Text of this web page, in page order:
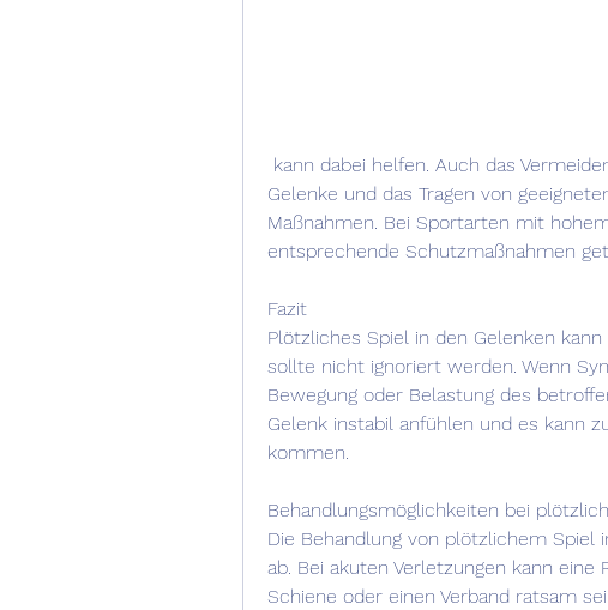
Gelenke und das Tragen von
Maßnahmen. Bei Sportarten mit
entsprechende Schutzmaßnahmen
Fazit
Plötzliches Spiel in den Gelenken
sollte nicht ignoriert werden. Wenn
Bewegung oder Belastung des
Gelenk instabil anfühlen und es kann
kommen.
Behandlungsmöglichkeiten bei
Die Behandlung von plötzlichem Spiel
ab. Bei akuten Verletzungen kann
Schiene oder einen Verband ratsam